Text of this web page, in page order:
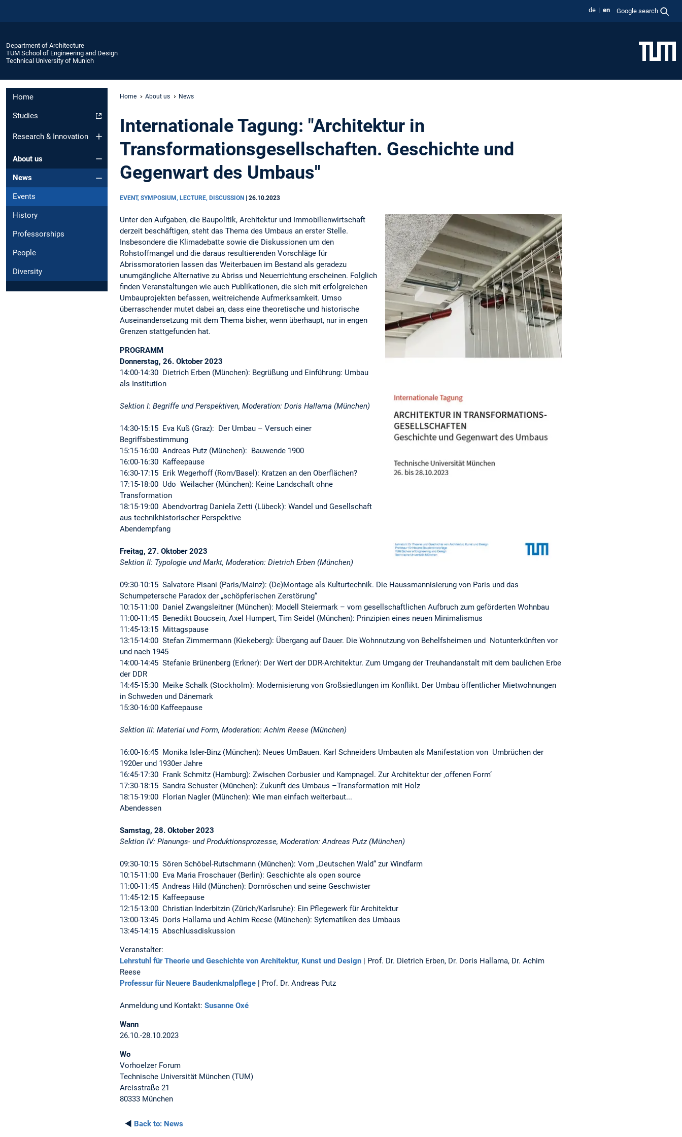
de en Google search
Department of Architecture
TUM School of Engineering and Design
Technical University of Munich
Home
Studies
Research & Innovation
About us
News
Events
History
Professorships
People
Diversity
Home About us News
Internationale Tagung: "Architektur in
Transformationsgesellschaften. Geschichte und
Gegenwart des Umbaus"
EVENT, SYMPOSIUM, LECTURE, DISCUSSION | 26.10.2023
Unter den Aufgaben, die Baupolitik, Architektur und Immobilienwirtschaft
derzeit beschäftigen, steht das Thema des Umbaus an erster Stelle.
Insbesondere die Klimadebatte sowie die Diskussionen um den
Rohstoffmangel und die daraus resultierenden Vorschläge für
Abrissmoratorien lassen das Weiterbauen im Bestand als geradezu
unumgängliche Alternative zu Abriss und Neuerrichtung erscheinen. Folglich
finden Veranstaltungen wie auch Publikationen, die sich mit erfolgreichen
Umbauprojekten befassen, weitreichende Aufmerksamkeit. Umso
überraschender mutet dabei an, dass eine theoretische und historische
Auseinandersetzung mit dem Thema bisher, wenn überhaupt, nur in engen
Grenzen stattgefunden hat.
PROGRAMM
Donnerstag, 26. Oktober 2023
14:00-14:30 Dietrich Erben (München): Begrüßung und Einführung: Umbau
als Institution
Sektion I: Begriffe und Perspektiven, Moderation: Doris Hallama (München)
14:30-15:15 Eva Kuß (Graz): Der Umbau – Versuch einer
Begriffsbestimmung
15:15-16:00 Andreas Putz (München): Bauwende 1900
16:00-16:30 Kaffeepause
16:30-17:15 Erik Wegerhoff (Rom/Basel): Kratzen an den Oberflächen?
17:15-18:00 Udo Weilacher (München): Keine Landschaft ohne
Transformation
18:15-19:00 Abendvortrag Daniela Zetti (Lübeck): Wandel und Gesellschaft
aus technikhistorischer Perspektive
Abendempfang
Freitag, 27. Oktober 2023
Sektion II: Typologie und Markt, Moderation: Dietrich Erben (München)
09:30-10:15 Salvatore Pisani (Paris/Mainz): (De)Montage als Kulturtechnik. Die Haussmannisierung von Paris und das
Schumpetersche Paradox der „schöpferischen Zerstörung“
10:15-11:00 Daniel Zwangsleitner (München): Modell Steiermark – vom gesellschaftlichen Aufbruch zum geförderten Wohnbau
11:00-11:45 Benedikt Boucsein, Axel Humpert, Tim Seidel (München): Prinzipien eines neuen Minimalismus
11:45-13:15 Mittagspause
13:15-14:00 Stefan Zimmermann (Kiekeberg): Übergang auf Dauer. Die Wohnnutzung von Behelfsheimen und Notunterkünften vor
und nach 1945
14:00-14:45 Stefanie Brünenberg (Erkner): Der Wert der DDR-Architektur. Zum Umgang der Treuhandanstalt mit dem baulichen Erbe
der DDR
14:45-15:30 Meike Schalk (Stockholm): Modernisierung von Großsiedlungen im Konflikt. Der Umbau öffentlicher Mietwohnungen
in Schweden und Dänemark
15:30-16:00 Kaffeepause
Sektion III: Material und Form, Moderation: Achim Reese (München)
16:00-16:45 Monika Isler-Binz (München): Neues UmBauen. Karl Schneiders Umbauten als Manifestation von Umbrüchen der
1920er und 1930er Jahre
16:45-17:30 Frank Schmitz (Hamburg): Zwischen Corbusier und Kampnagel. Zur Architektur der ‚offenen Form‘
17:30-18:15 Sandra Schuster (München): Zukunft des Umbaus –Transformation mit Holz
18:15-19:00 Florian Nagler (München): Wie man einfach weiterbaut...
Abendessen
Samstag, 28. Oktober 2023
Sektion IV: Planungs- und Produktionsprozesse, Moderation: Andreas Putz (München)
09:30-10:15 Sören Schöbel-Rutschmann (München): Vom „Deutschen Wald“ zur Windfarm
10:15-11:00 Eva Maria Froschauer (Berlin): Geschichte als open source
11:00-11:45 Andreas Hild (München): Dornröschen und seine Geschwister
11:45-12:15 Kaffeepause
12:15-13:00 Christian Inderbitzin (Zürich/Karlsruhe): Ein Pflegewerk für Architektur
13:00-13:45 Doris Hallama und Achim Reese (München): Sytematiken des Umbaus
13:45-14:15 Abschlussdiskussion
Veranstalter:
Lehrstuhl für Theorie und Geschichte von Architektur, Kunst und Design | Prof. Dr. Dietrich Erben, Dr. Doris Hallama, Dr. Achim
Reese
Professur für Neuere Baudenkmalpflege | Prof. Dr. Andreas Putz
Anmeldung und Kontakt: Susanne Oxé
Wann
26.10.-28.10.2023
Wo
Vorhoelzer Forum
Technische Universität München (TUM)
Arcisstraße 21
80333 München
◄ Back to: News